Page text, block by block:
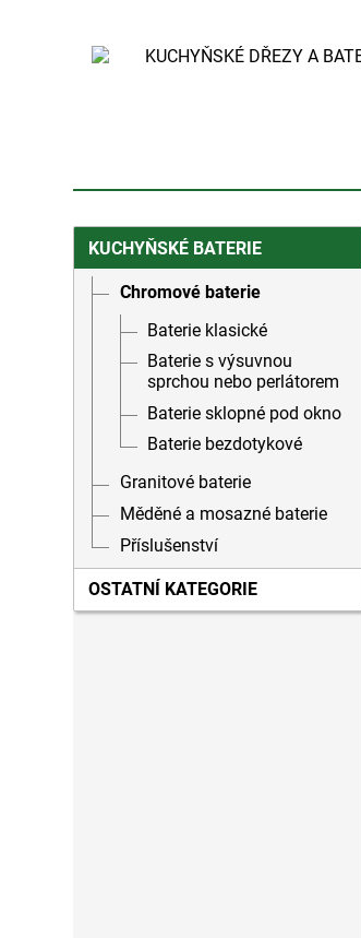
KUCHYŇSKÉ BATERIE
Chromové baterie
Baterie klasické
Baterie s výsuvnou
sprchou nebo perlátorem
Baterie sklopné pod okno
Baterie bezdotykové
Granitové baterie
Měděné a mosazné baterie
Příslušenství
OSTATNÍ KATEGORIE